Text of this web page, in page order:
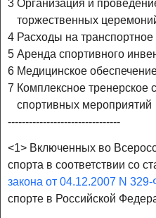
3 Организация и
торжественных
4 Расходы на
5 Аренда спортивного
6 Медицинское
7 Комплексное тренерское
спортивных мероприятий
--------------------------------
<1> Включенных во
спорта в соответствии со
закона от 04.12.2007 N
спорте в Российской